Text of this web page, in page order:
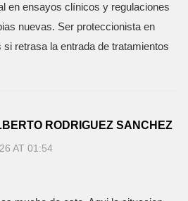
en ensayos clínicos y regulaciones
nuevas. Ser proteccionista en
retrasa la entrada de tratamientos
RODRIGUEZ SANCHEZ
AT 01:54